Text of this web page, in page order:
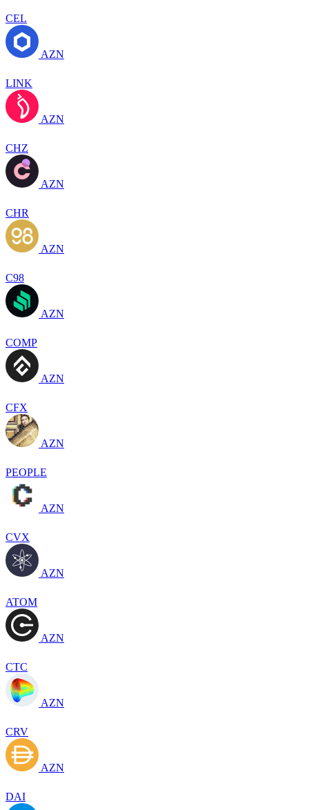
CEL
AZN
LINK
AZN
CHZ
AZN
CHR
AZN
C98
AZN
COMP
AZN
CFX
AZN
PEOPLE
AZN
CVX
AZN
ATOM
AZN
CTC
AZN
CRV
AZN
DAI